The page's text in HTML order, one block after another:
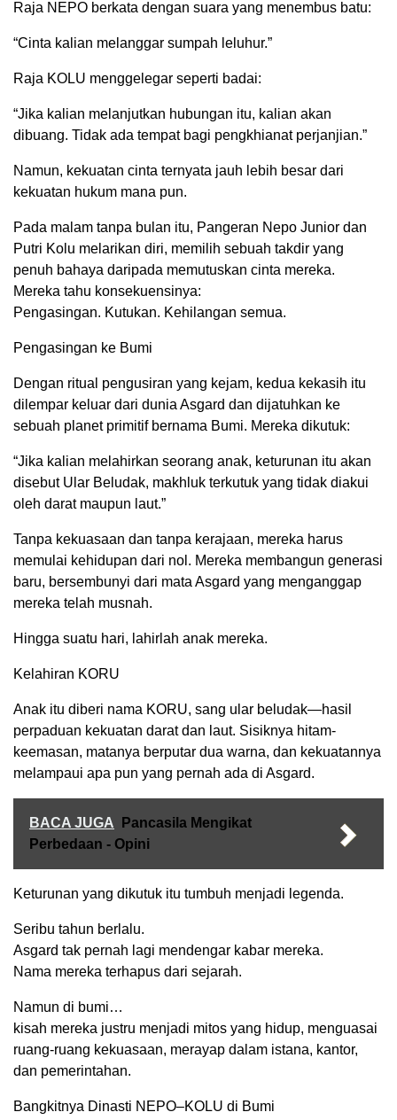
Raja NEPO berkata dengan suara yang menembus batu:
“Cinta kalian melanggar sumpah leluhur.”
Raja KOLU menggelegar seperti badai:
“Jika kalian melanjutkan hubungan itu, kalian akan
dibuang. Tidak ada tempat bagi pengkhianat perjanjian.”
Namun, kekuatan cinta ternyata jauh lebih besar dari
kekuatan hukum mana pun.
Pada malam tanpa bulan itu, Pangeran Nepo Junior dan
Putri Kolu melarikan diri, memilih sebuah takdir yang
penuh bahaya daripada memutuskan cinta mereka.
Mereka tahu konsekuensinya:
Pengasingan. Kutukan. Kehilangan semua.
Pengasingan ke Bumi
Dengan ritual pengusiran yang kejam, kedua kekasih itu
dilempar keluar dari dunia Asgard dan dijatuhkan ke
sebuah planet primitif bernama Bumi. Mereka dikutuk:
“Jika kalian melahirkan seorang anak, keturunan itu akan
disebut Ular Beludak, makhluk terkutuk yang tidak diakui
oleh darat maupun laut.”
Tanpa kekuasaan dan tanpa kerajaan, mereka harus
memulai kehidupan dari nol. Mereka membangun generasi
baru, bersembunyi dari mata Asgard yang menganggap
mereka telah musnah.
Hingga suatu hari, lahirlah anak mereka.
Kelahiran KORU
Anak itu diberi nama KORU, sang ular beludak—hasil
perpaduan kekuatan darat dan laut. Sisiknya hitam-
keemasan, matanya berputar dua warna, dan kekuatannya
melampaui apa pun yang pernah ada di Asgard.
BACA JUGA
Pancasila Mengikat
Perbedaan - Opini
Keturunan yang dikutuk itu tumbuh menjadi legenda.
Seribu tahun berlalu.
Asgard tak pernah lagi mendengar kabar mereka.
Nama mereka terhapus dari sejarah.
Namun di bumi…
kisah mereka justru menjadi mitos yang hidup, menguasai
ruang-ruang kekuasaan, merayap dalam istana, kantor,
dan pemerintahan.
Bangkitnya Dinasti NEPO–KOLU di Bumi